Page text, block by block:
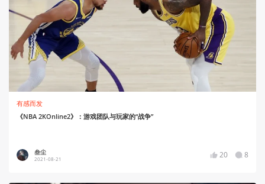
有感而发
《NBA 2KOnline2》：游戏团队与玩家的“战争”
叁尘
2021-08-21 20 8